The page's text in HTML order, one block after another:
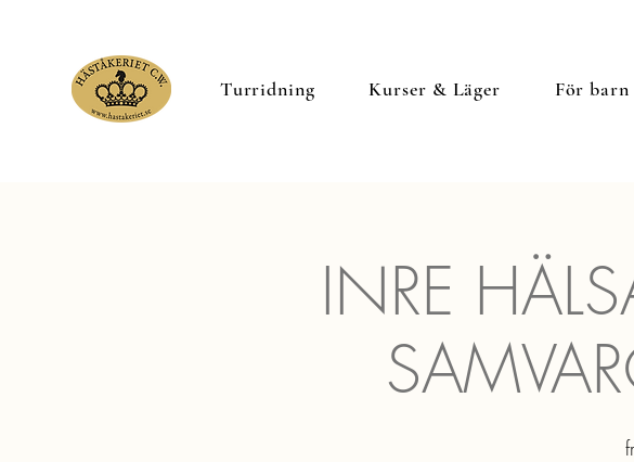
Turridning Kurser & Läger För barn
INRE